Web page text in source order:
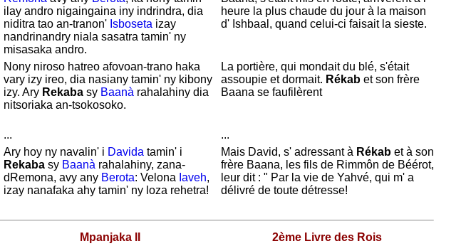
ilay andro nigaingaina iny indrindra, dia
niditra tao an-tranon' Isboseta izay
nandrinandry niala sasatra tamin' ny
misasaka andro.
heure la plus chaude du jour à la maison
d' Ishbaal, quand celui-ci faisait la sieste.
Nony niroso hatreo afovoan-trano haka
vary izy ireo, dia nasiany tamin' ny kibony
izy. Ary Rekabasy Baanà rahalahiny dia
nitsoriaka an-tsokosoko.
La portière, qui mondait du blé, s'était
assoupie et dormait. Rékabet son frère
Baana se faufilèrent
... ...
Ary hoy ny navalin' i Davida tamin' i
Rekabasy Baanà rahalahiny, zana-
dRemona, avy any Berota: Velona Iaveh,
izay nanafaka ahy tamin' ny loza rehetra!
Mais David, s' adressant à Rékabet à son
frère Baana, les fils de Rimmôn de Béérot,
leur dit : " Par la vie de Yahvé, qui m' a
délivré de toute détresse!
Mpanjaka II
2ème Livre des Rois